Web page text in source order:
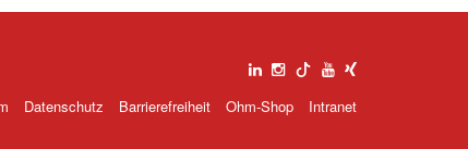
Datenschutz Barrierefreiheit Ohm-Shop Intranet